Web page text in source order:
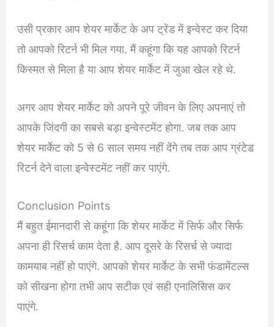
उसी प्रकार आप शेयर मार्केट के अप ट्रेंड में इन्वेस्ट कर दिया
तो आपको रिटर्न भी मिल गया. मैं कहूंगा कि यह आपको रिटर्न
किस्मत से मिला है या आप शेयर मार्केट में जुआ खेल रहे थे.
अगर आप शेयर मार्केट को अपने पूरे जीवन के लिए अपनाएं तो
आपके जिंदगी का सबसे बड़ा इन्वेस्टमेंट होगा. जब तक आप
शेयर मार्केट को 5 से 6 साल समय नहीं देंगे तब तक आप ग्रंटेड
रिटर्न देने वाला इन्वेस्टमेंट नहीं कर पाएंगे.
Conclusion Points
मैं बहुत ईमानदारी से कहूंगा कि शेयर मार्केट में सिर्फ और सिर्फ
अपना ही रिसर्च काम देता है. आप दूसरे के रिसर्च से ज्यादा
कामयाब नहीं हो पाएंगे. आपको शेयर मार्केट के सभी फंडामेंटल्स
को सीखना होगा तभी आप सटीक एवं सही एनालिसिस कर
पाएंगे.